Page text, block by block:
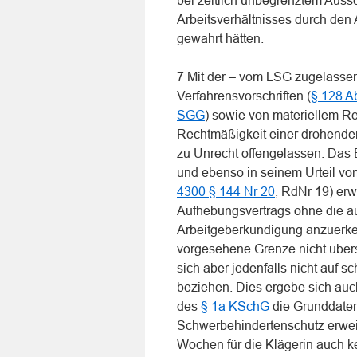
Arbeitsverhältnisses durch den
gewahrt hätten.
7 Mit der – vom LSG
Verfahrensvorschriften (§ 128
SGG) sowie von materiellem
Rechtmäßigkeit einer
zu Unrecht offengelassen. Das
und ebenso in seinem Urteil
4300 § 144 Nr 20 , RdNr 19)
Aufhebungsvertrags ohne die
Arbeitgeberkündigung
vorgesehene Grenze nicht
sich aber jedenfalls nicht auf
beziehen. Dies ergebe sich
des § 1a KSchG die
Schwerbehindertenschutz
Wochen für die Klägerin auch